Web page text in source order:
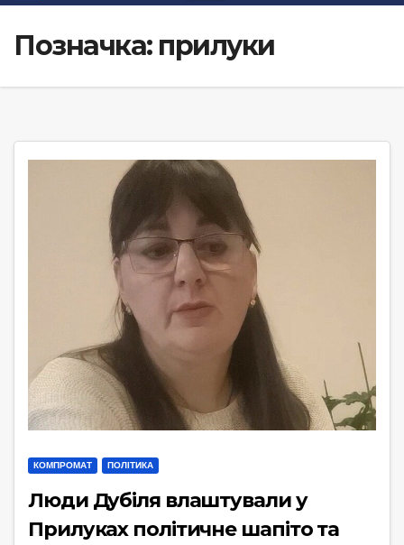
Позначка: прилуки
КОМПРОМАТ ПОЛІТИКА
Люди Дубіля влаштували у
Прилуках політичне шапіто та